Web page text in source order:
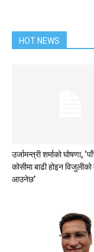
HOT NEWS
उर्जामन्त्री शर्माको घोषणा,
कोसीमा बाढी होइन विजुलीको
आउनेछ’